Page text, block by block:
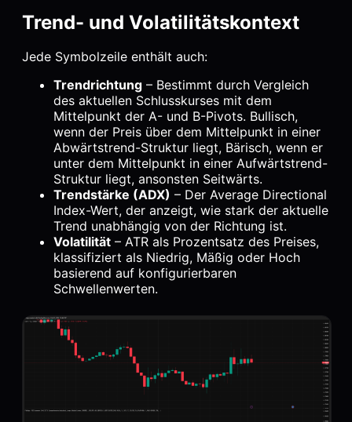
Trend- und Volatilitätskontext
Jede Symbolzeile enthält auch:
Trendrichtung – Bestimmt durch Vergleich
des aktuellen Schlusskurses mit dem
Mittelpunkt der A- und B-Pivots. Bullisch,
wenn der Preis über dem Mittelpunkt in einer
Abwärtstrend-Struktur liegt, Bärisch, wenn er
unter dem Mittelpunkt in einer Aufwärtstrend-
Struktur liegt, ansonsten Seitwärts.
Trendstärke (ADX) – Der Average Directional
Index-Wert, der anzeigt, wie stark der aktuelle
Trend unabhängig von der Richtung ist.
Volatilität – ATR als Prozentsatz des Preises,
klassifiziert als Niedrig, Mäßig oder Hoch
basierend auf konfigurierbaren
Schwellenwerten.